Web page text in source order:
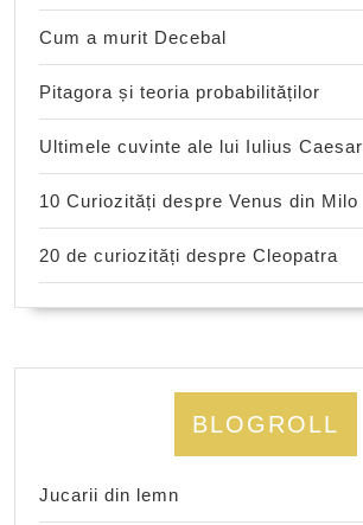
Cum a murit Decebal
Pitagora și teoria probabilităților
Ultimele cuvinte ale lui Iulius Caesar
10 Curiozități despre Venus din Milo
20 de curiozități despre Cleopatra
BLOGROLL
Jucarii din lemn